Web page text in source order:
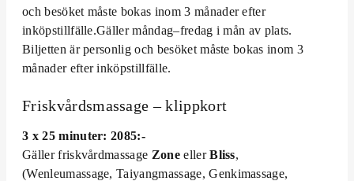
och besöket måste bokas inom 3 månader efter
inköpstillfälle.Gäller måndag–fredag i mån av plats.
Biljetten är personlig och besöket måste bokas inom 3
månader efter inköpstillfälle.
Friskvårdsmassage – klippkort
3 x 25 minuter: 2085:-
Gäller friskvårdmassage ZoneellerBliss,
(Wenleumassage, Taiyangmassage, Genkimassage,